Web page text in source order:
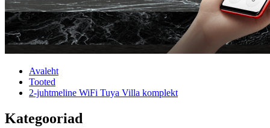
Avaleht
Tooted
2-juhtmeline WiFi Tuya Villa komplekt
Kategooriad